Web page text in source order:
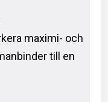
maximi- och
till en